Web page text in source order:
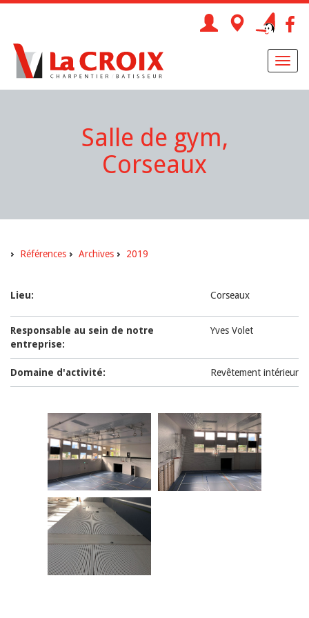
Salle de gym,
Corseaux
Références Archives 2019
Lieu: Corseaux
Responsable au sein de notre
entreprise:
Yves Volet
Domaine d'activité: Revêtement intérieur